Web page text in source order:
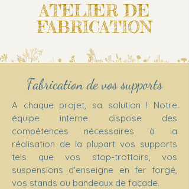
ATELIER DE
FABRICATION
Fabrication de vos supports
A chaque projet, sa solution ! Notre
équipe interne dispose des
compétences nécessaires à la
réalisation de la plupart vos supports
tels que vos stop-trottoirs, vos
suspensions d'enseigne en fer forgé,
vos stands ou bandeaux de façade.